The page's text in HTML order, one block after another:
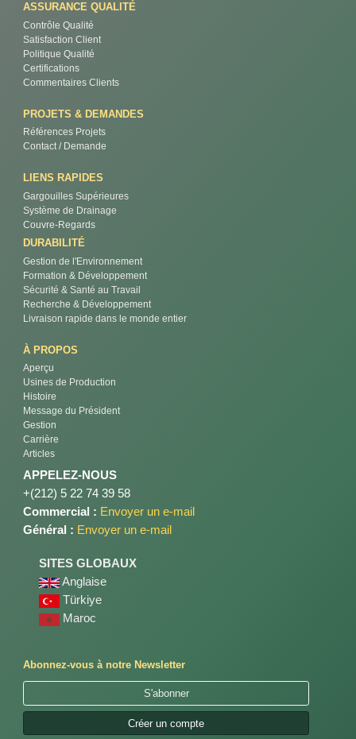
ASSURANCE QUALITÉ
Contrôle Qualité
Satisfaction Client
Politique Qualité
Certifications
Commentaires Clients
PROJETS & DEMANDES
Références Projets
Contact / Demande
LIENS RAPIDES
Gargouilles Supérieures
Système de Drainage
Couvre-Regards
DURABILITÉ
Gestion de l'Environnement
Formation & Développement
Sécurité & Santé au Travail
Recherche & Développement
Livraison rapide dans le monde entier
À PROPOS
Aperçu
Usines de Production
Histoire
Message du Président
Gestion
Carrière
Articles
APPELEZ-NOUS
+(212) 5 22 74 39 58
Commercial : Envoyer un e-mail
Général : Envoyer un e-mail
SITES GLOBAUX
Anglaise
Türkiye
Maroc
Abonnez-vous à notre Newsletter
S'abonner
Créer un compte